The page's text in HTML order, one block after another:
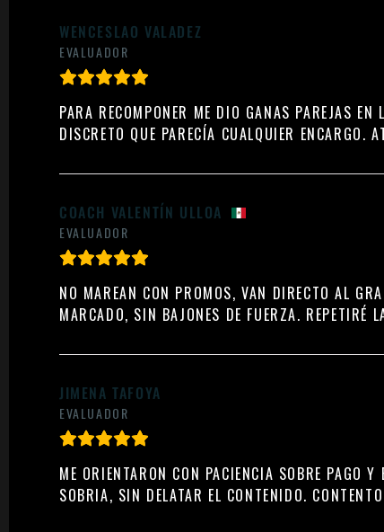
WENCESLAO VALADEZ
EVALUADOR
PARA RECOMPONER ME DIO GANAS PAREJAS
DISCRETO QUE PARECÍA CUALQUIER ENCARGO.
COACH VALENTÍN ULLOA
EVALUADOR
NO MAREAN CON PROMOS, VAN DIRECTO AL
MARCADO, SIN BAJONES DE FUERZA. REPETIRÉ
JIMENA TAFOYA
EVALUADOR
ME ORIENTARON CON PACIENCIA SOBRE PAGO
SOBRIA, SIN DELATAR EL CONTENIDO.